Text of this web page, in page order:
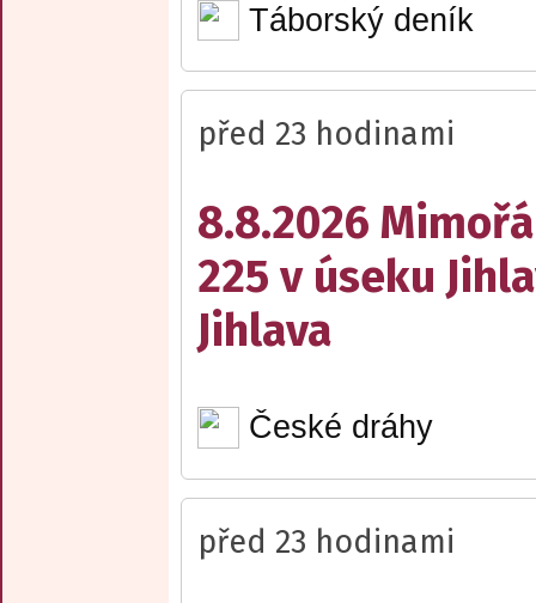
Táborský deník
před 23 hodinami
8.8.2026
225 v úseku
Jihlava
České dráhy
před 23 hodinami